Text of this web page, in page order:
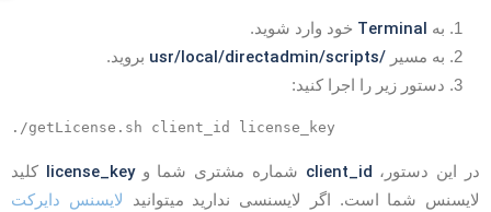
بهTerminalخود وارد شوید.
به مسیر/usr/local/directadmin/scripts
بروید.
دستور زیر را اجرا کنید:
این دستور،client_id شماره مشتری شما وlicense_keyکلید
شما است. اگر لایسنسی ندارید میتوانیدلایسنس دایرکت